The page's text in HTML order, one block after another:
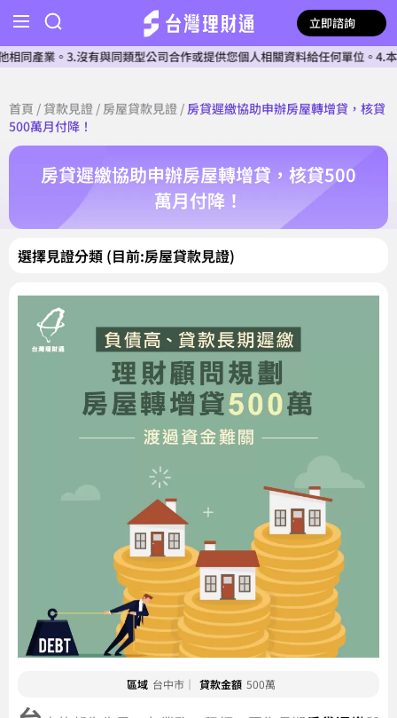
立即諮詢
。3.沒有與同類型公司合作或提供您個人相關資料給任何單位。4.本公
首頁 / 貸款見證 / 房屋貸款見證 / 房貸遲繳協助申辦房屋轉增貸，核貸
500萬月付降！
房貸遲繳協助申辦房屋轉增貸，核貸500
萬月付降！
選擇見證分類 (目前:房屋貸款見證)
區域 台中市｜ 貸款金額 500萬